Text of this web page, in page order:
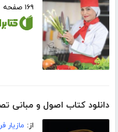
۱۶۹ صفحه
دانلود کتاب اصول و مبانی
از: مازیار